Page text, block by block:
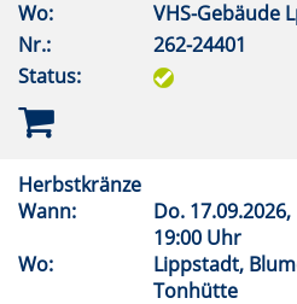
Wo:
VHS-Gebäude
Nr.:
262-24401
Status:
Herbstkränze
Wann:
Do. 17.09.2026,
19:00 Uhr
Wo:
Lippstadt,
Tonhütte